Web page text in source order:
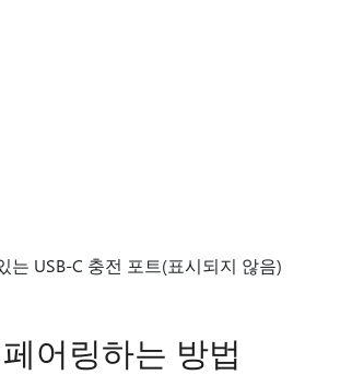
는 USB-C 충전 포트(표시되지 않음)
어링하는 방법